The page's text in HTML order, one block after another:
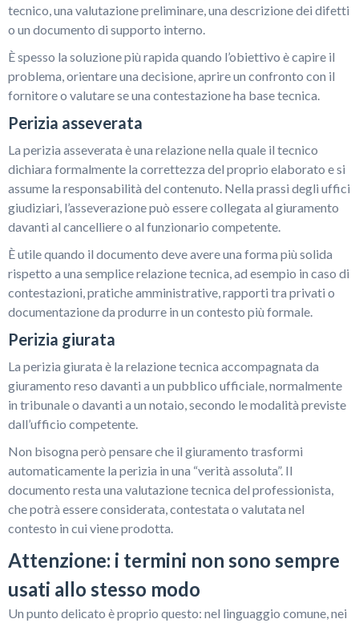
tecnico, una valutazione preliminare, una descrizione dei difetti
o un documento di supporto interno.
È spesso la soluzione più rapida quando l’obiettivo è capire il
problema, orientare una decisione, aprire un confronto con il
fornitore o valutare se una contestazione ha base tecnica.
Perizia asseverata
La perizia asseverata è una relazione nella quale il tecnico
dichiara formalmente la correttezza del proprio elaborato e si
assume la responsabilità del contenuto. Nella prassi degli uffici
giudiziari, l’asseverazione può essere collegata al giuramento
davanti al cancelliere o al funzionario competente.
È utile quando il documento deve avere una forma più solida
rispetto a una semplice relazione tecnica, ad esempio in caso di
contestazioni, pratiche amministrative, rapporti tra privati o
documentazione da produrre in un contesto più formale.
Perizia giurata
La perizia giurata è la relazione tecnica accompagnata da
giuramento reso davanti a un pubblico ufficiale, normalmente
in tribunale o davanti a un notaio, secondo le modalità previste
dall’ufficio competente.
Non bisogna però pensare che il giuramento trasformi
automaticamente la perizia in una “verità assoluta”. Il
documento resta una valutazione tecnica del professionista,
che potrà essere considerata, contestata o valutata nel
contesto in cui viene prodotta.
Attenzione: i termini non sono sempre
usati allo stesso modo
Un punto delicato è proprio questo: nel linguaggio comune, nei